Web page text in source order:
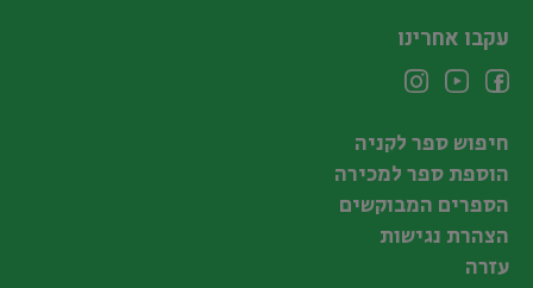
עקבו אחרינו
חיפוש ספר לקניה
הוספת ספר למכירה
הספרים המבוקשים
הצהרת נגישות
עזרה